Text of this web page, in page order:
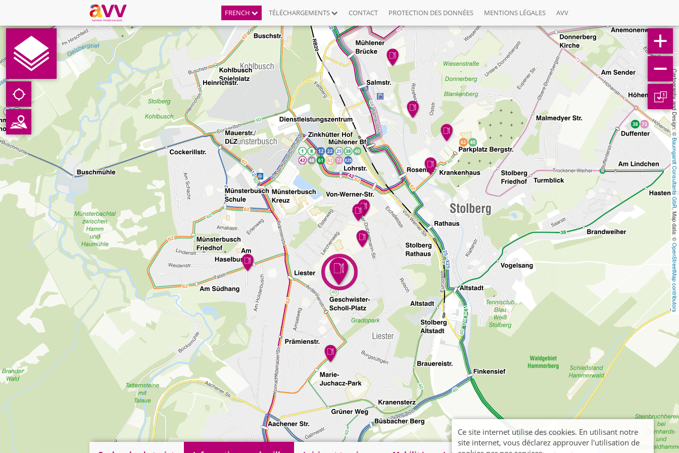
FRENCH TÉLÉCHARGEMENTS CONTACT PROTECTION DES DONNÉES MENTIONS LÉGALES AVV
Cartography and Design: ©
Baumgardt Consultants GbR
, Map data: ©
OpenStreetMap contributors
1
Ce site internet utilise des cookies. En utilisant notre
site internet, vous déclarez approuver l'utilisation de